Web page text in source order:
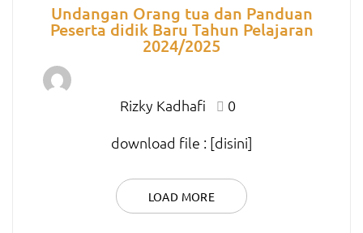
Undangan Orang tua dan Panduan
Peserta didik Baru Tahun Pelajaran
2024/2025
Rizky Kadhafi
0
download file : [disini]
LOAD MORE